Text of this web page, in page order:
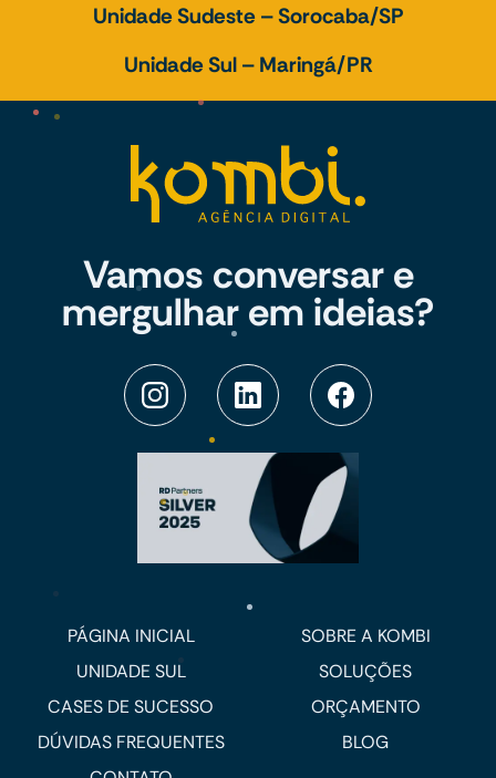
Unidade Sudeste – Sorocaba/SP
Unidade Sul – Maringá/PR
Vamos conversar e
mergulhar em ideias?
PÁGINA INICIAL
SOBRE A KOMBI
UNIDADE SUL
SOLUÇÕES
CASES DE SUCESSO
ORÇAMENTO
DÚVIDAS FREQUENTES
BLOG